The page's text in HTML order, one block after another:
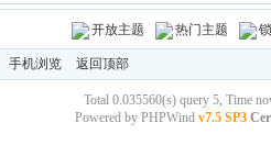
开放主题 热门主题
手机浏览 返回顶部
Total 0.035560(s) query 5, Time
Powered byPHPWind v7.5 SP3